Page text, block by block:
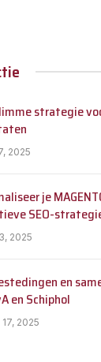
strategie
2025
je
SEO-
2025
en
en Schiphol
2025